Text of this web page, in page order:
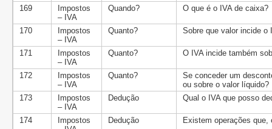
169
Impostos
– IVA
Quando? O que é o IVA de caixa?
170
Impostos
– IVA
Quanto? Sobre que valor incide o
171
Impostos
– IVA
Quanto? O IVA incide também
172
Impostos
– IVA
Quanto?
Se conceder um
ou sobre o valor líquido?
173
Impostos
– IVA
Dedução Qual o IVA que posso
174
Impostos
Dedução Existem operações que,